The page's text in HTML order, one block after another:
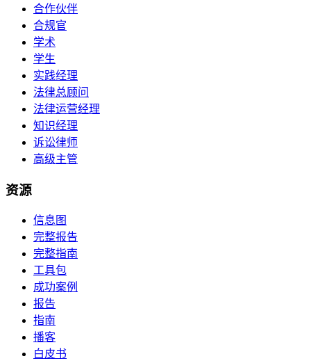
合作伙伴
合规官
学术
学生
实践经理
法律总顾问
法律运营经理
知识经理
诉讼律师
高级主管
资源
信息图
完整报告
完整指南
工具包
成功案例
报告
指南
播客
白皮书